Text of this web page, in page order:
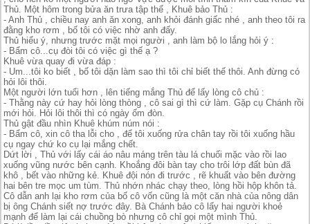
Thủ. Một hôm trong bửa ăn trưa tập thể , Khuê bảo Thủ :
- Anh Thủ , chiều nay anh ăn xong, anh khỏi đánh giấc nhé , anh theo tôi ra
đằng kho rơm , bố tôi có việc nhờ anh đấy.
Thủ hiểu ý, nhưng trước mặt mọi người , anh làm bộ lo lắng hỏi ý :
- Bẩm cô...cụ đòi tôi có việc gì thế ạ ?
Khuê vừa quay đi vừa đáp :
- Um...tôi ko biết , bố tôi dặn làm sao thì tôi chỉ biết thế thôi. Anh đừng có
hỏi lôi thôi.
Một người lớn tuổi hơn , lên tiếng mắng Thủ để lấy lòng cô chủ :
- Thằng này cứ hay hỏi lòng thòng , cô sai gì thì cứ làm. Gặp cụ Chánh rồi
mới hỏi. Hỏi lôi thôi thì có ngày ốm đòn.
Thủ gật đầu nhìn Khuê khúm núm nói :
- Bẩm cô, xin cô tha lỗi cho , để tôi xuống rửa chân tay rồi tôi xuống hầu
cụ ngay chứ ko cụ lại mắng chết.
Dứt lời , Thủ với lấy cái áo nâu máng trên tàu lá chuối mặc vào rồi lao
xuống vũng nước bên cạnh. Khoắng đôi bàn tay cho trôi lớp đất bùn đã
khô , bết vào những kẻ. Khuê đội nón đi trước , rẽ khuất vào bên đường
hai bên tre mọc um tùm. Thủ nhớn nhác chạy theo, lòng hồi hộp khôn tả.
Cô dẫn anh lại kho rơm của bố cô vốn cũng là một căn nhà của nông dân
bị ông Chánh siết nợ trước đây. Bà Chánh bảo cô lấy hai người khoẻ
mạnh để làm lại cái chuồng bò nhưng cô chỉ gọi một mình Thủ.